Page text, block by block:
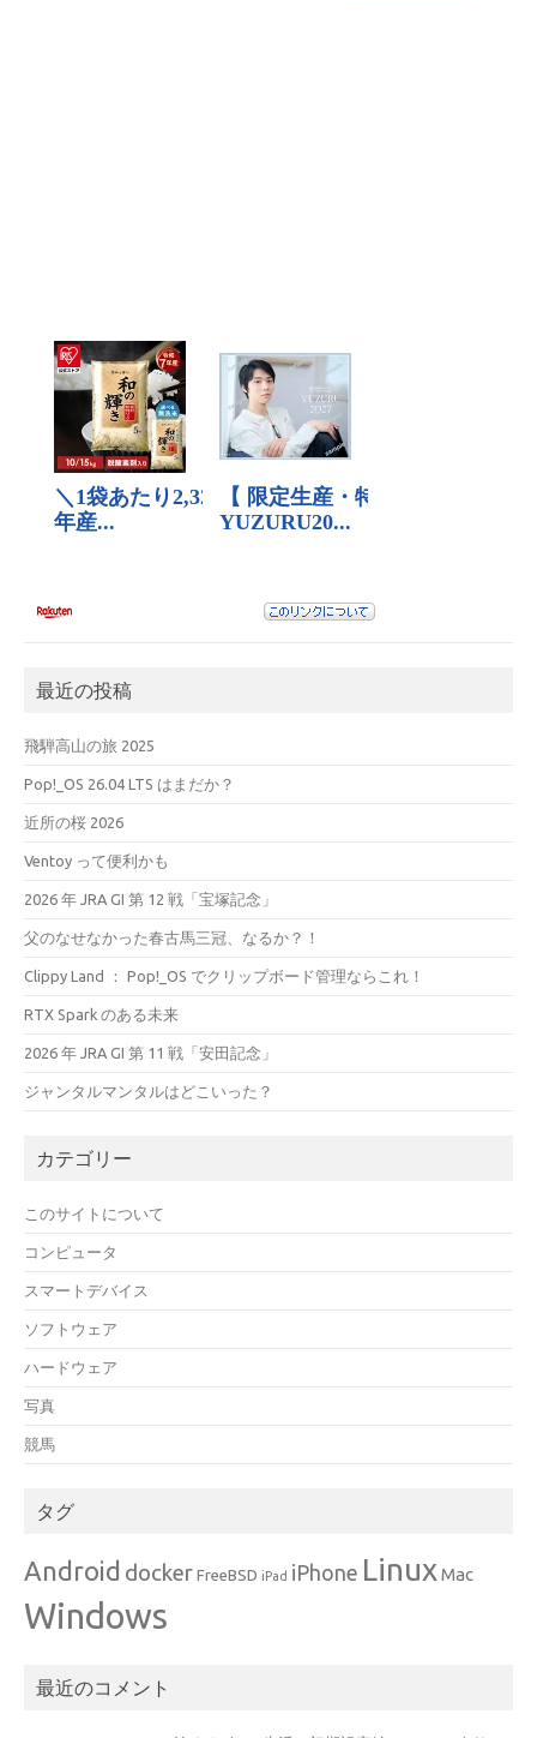
最近の投稿
飛騨高山の旅 2025
Pop!_OS 26.04 LTS はまだか？
近所の桜 2026
Ventoy って便利かも
2026 年 JRA GI 第 12 戦「宝塚記念」
父のなせなかった春古馬三冠、なるか？！
Clippy Land ： Pop!_OS でクリップボード管理ならこれ！
RTX Spark のある未来
2026 年 JRA GI 第 11 戦「安田記念」
ジャンタルマンタルはどこいった？
カテゴリー
このサイトについて
コンピュータ
スマートデバイス
ソフトウェア
ハードウェア
写真
競馬
タグ
Android docker FreeBSD iPad iPhone Linux Mac
Windows
最近のコメント